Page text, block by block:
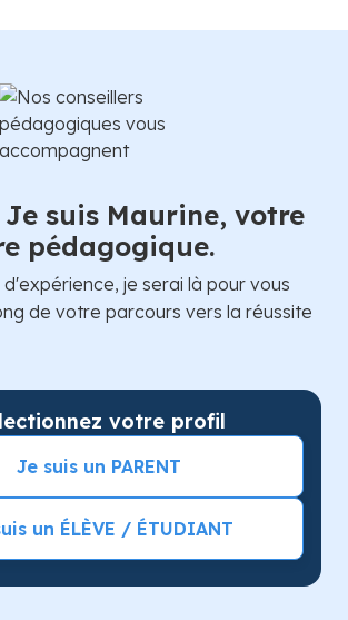
suis Maurine, votre
pédagogique.
je serai là pour vous
de votre parcours vers la réussite
votre profil
Je suis un PARENT
un ÉLÈVE / ÉTUDIANT